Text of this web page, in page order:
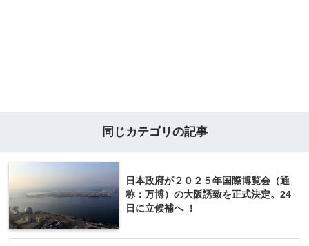
同じカテゴリの記事
日本政府が２０２５年国際博覧会（通
称：万博）の大阪誘致を正式決定。24
日に立候補へ ！